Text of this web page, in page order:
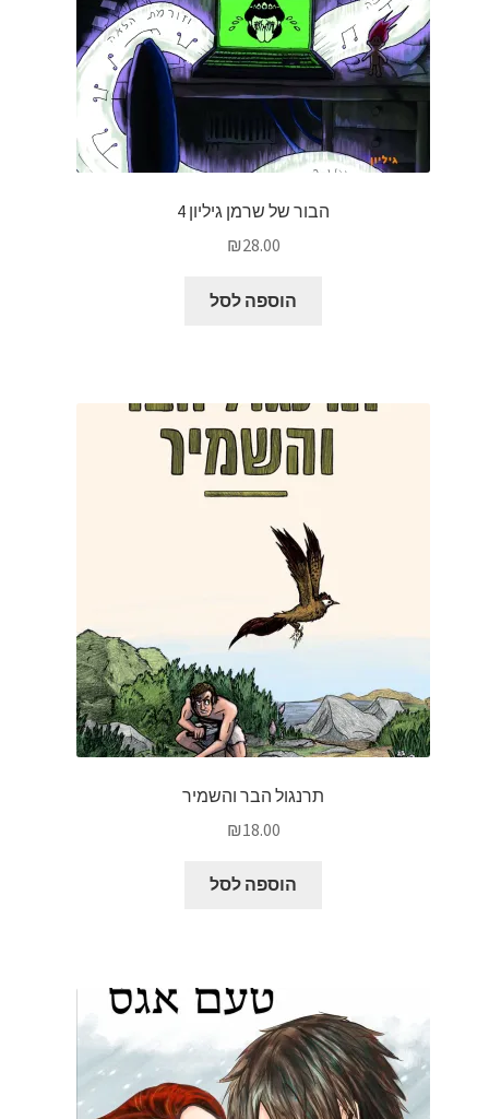
הבור של שרמן גיליון 4
₪28.00
הוספה לסל
תרנגול הבר והשמיר
₪18.00
הוספה לסל